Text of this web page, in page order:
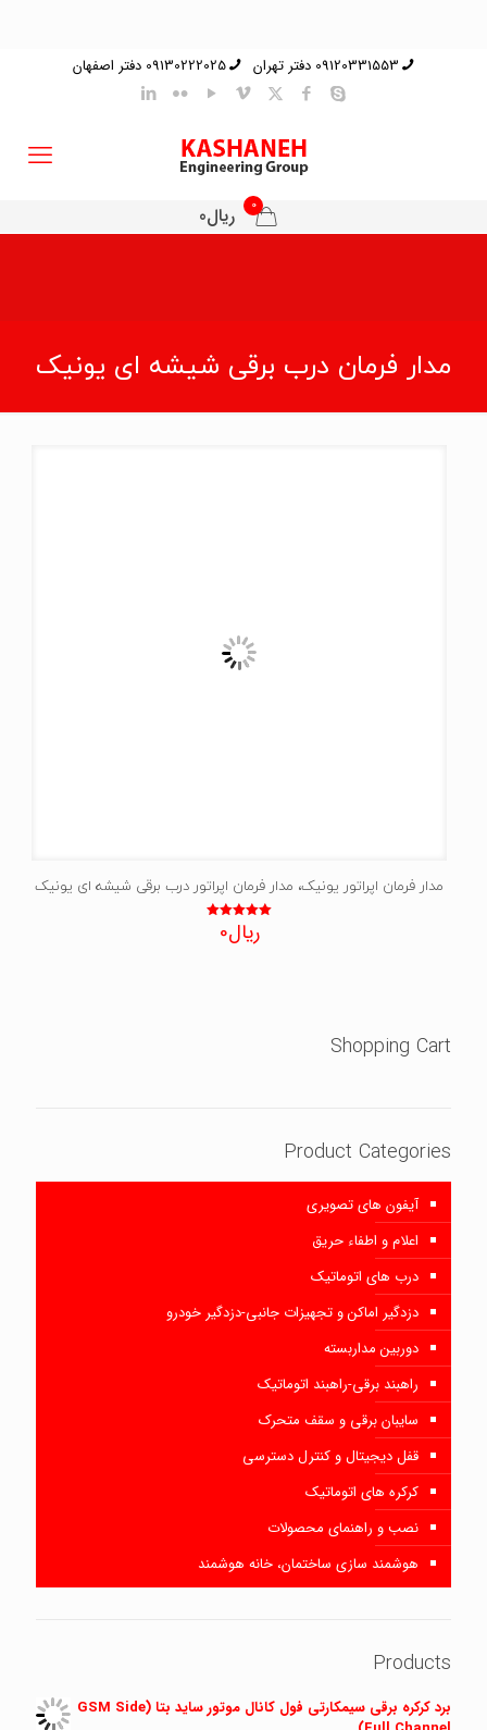
09120331553 دفتر تهران 09130222025 دفتر اصفهان
0 ریال0
مدار فرمان درب برقی شیشه ای یونیک
مدار فرمان اپراتور یونیک، مدار فرمان اپراتور درب برقی شیشه ای یونیک
نمره
5.00
ریال0
Shopping Cart
Product Categories
آیفون های تصویری
اعلام و اطفاء حریق
درب های اتوماتیک
دزدگیر اماکن و تجهیزات جانبی-دزدگیر خودرو
دوربین مداربسته
راهبند برقی-راهبند اتوماتیک
سایبان برقی و سقف متحرک
قفل دیجیتال و کنترل دسترسی
کرکره های اتوماتیک
نصب و راهنمای محصولات
هوشمند سازی ساختمان، خانه هوشمند
Products
برد کرکره برقی سیمکارتی فول کانال موتور ساید بتا (GSM Side